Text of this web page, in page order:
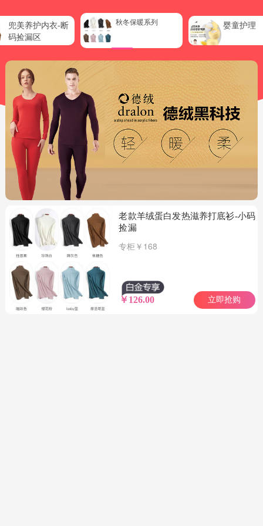
兜美养护内衣-断
码捡漏区
秋冬保暖系列 婴童护理
老款羊绒蛋白发热滋养打底衫-小码
捡漏
专柜￥168
￥126.00 立即抢购